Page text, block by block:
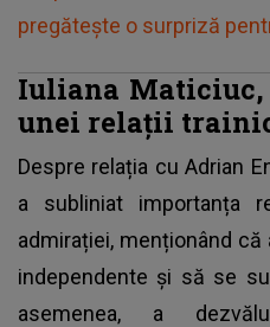
pregătește o surpriză
Iuliana Maticiuc,
unei relații
Despre relația cu Adrian
a subliniat importanța
admirației, menționând
independente și să se
asemenea, a